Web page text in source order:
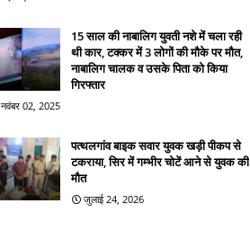
15 साल की नाबालिग युवती नशे में चला रही
थी कार, टक्कर में 3 लोगों की मौके पर मौत,
नाबालिग चालक व उसके पिता को किया
गिरफ्तार
नवंबर 02, 2025
पत्थलगांव बाइक सवार युवक खड़ी पीकप से
टकराया, सिर में गम्भीर चोटें आने से युवक की
मौत
जुलाई 24, 2026